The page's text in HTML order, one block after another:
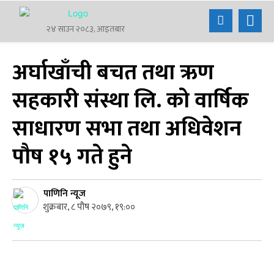
२४ साउन २०८३, आइतबार
अर्घाखाँची बचत तथा ऋण
सहकारी संस्था लि. काे वार्षिक
साधारण सभा तथा अधिवेशन
पौष १५ गते हुने
पाणिनि न्यूज
शुक्रबार, ८ पौष २०७९, १९:००